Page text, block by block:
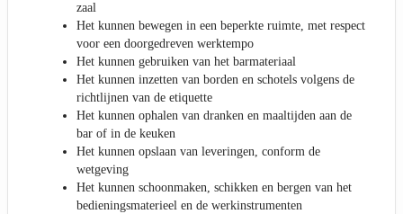
zaal
Het kunnen bewegen in een beperkte ruimte, met respect
voor een doorgedreven werktempo
Het kunnen gebruiken van het barmateriaal
Het kunnen inzetten van borden en schotels volgens de
richtlijnen van de etiquette
Het kunnen ophalen van dranken en maaltijden aan de
bar of in de keuken
Het kunnen opslaan van leveringen, conform de
wetgeving
Het kunnen schoonmaken, schikken en bergen van het
bedieningsmaterieel en de werkinstrumenten